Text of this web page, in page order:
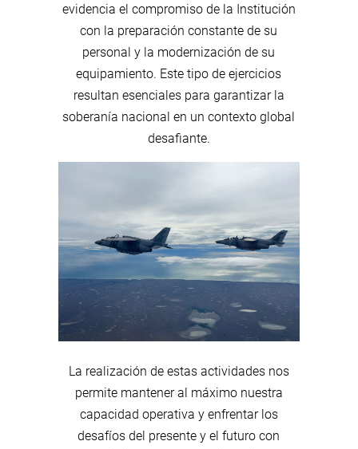
evidencia el compromiso de la Institución
con la preparación constante de su
personal y la modernización de su
equipamiento. Este tipo de ejercicios
resultan esenciales para garantizar la
soberanía nacional en un contexto global
desafiante.
La realización de estas actividades nos
permite mantener al máximo nuestra
capacidad operativa y enfrentar los
desafíos del presente y el futuro con